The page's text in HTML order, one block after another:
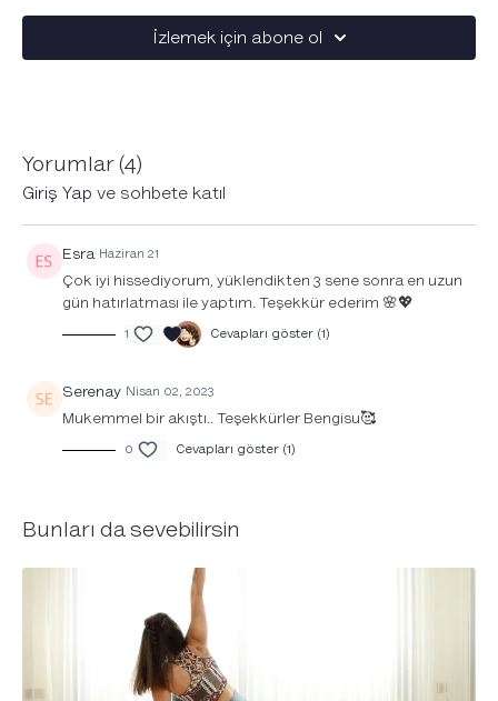
içindeki ateş elementini harekete geçiriyoruz.
İzlemek için abone ol
Yorumlar (4)
Giriş Yap ve sohbete katıl
Esra Haziran 21
Çok iyi hissediyorum, yüklendikten 3 sene sonra en uzun
gün hatırlatması ile yaptım. Teşekkür ederim 🌸💖
1 Cevapları göster (1)
Serenay Nisan 02, 2023
Mukemmel bir akıştı.. Teşekkürler Bengisu🥰
0 Cevapları göster (1)
Bunları da sevebilirsin